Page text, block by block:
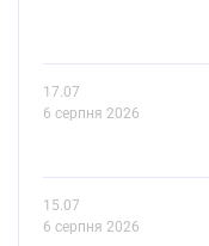
17.07
6 серпня 2026
15.07
6 серпня 2026